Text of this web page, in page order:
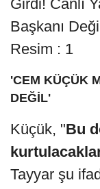
'CEM KÜÇÜK
DEĞİL'
Küçük, "Bu
Tayyar şu